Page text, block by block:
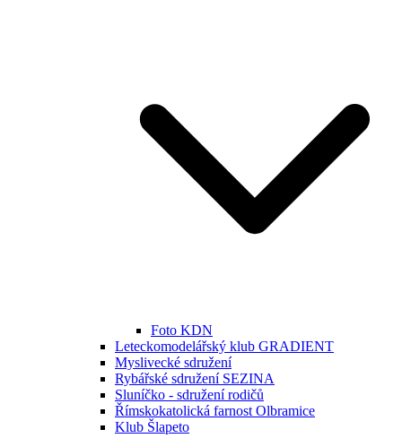
Foto KDN
Leteckomodelářský klub GRADIENT
Myslivecké sdružení
Rybářské sdružení SEZINA
Sluníčko - sdružení rodičů
Římskokatolická farnost Olbramice
Klub Šlapeto